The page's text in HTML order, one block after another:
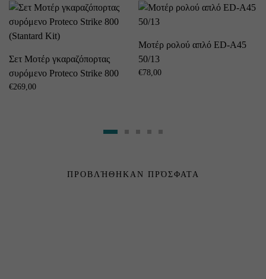
Σετ Μοτέρ γκαραζόπορτας
συρόμενο Proteco Strike 800
(Stantard Kit)
€269,00
Μοτέρ ρολού απλό ED-A45
50/13
€78,00
ΠΡΟΒΛΉΘΗΚΑΝ ΠΡΌΣΦΑΤΑ